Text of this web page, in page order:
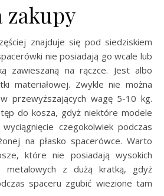
zakupy
znajduje się pod siedziskiem
nie posiadają go wcale lub
zawieszaną na rączce. Jest albo
materiałowej. Zwykle nie można
przewyższających wagę 5-10 kg.
do kosza, gdyż niektóre modele
czegokolwiek podczas
na płasko spacerówce. Warto
które nie posiadają wysokich
metalowych z dużą kratką, gdyż
spaceru zgubić wiezione tam